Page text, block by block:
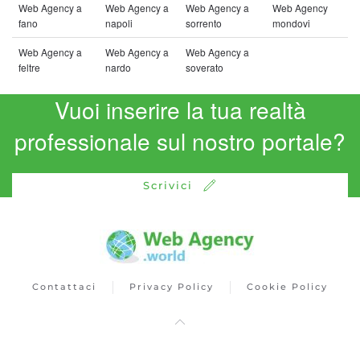
Web Agency a
fano
Web Agency a
napoli
Web Agency a
sorrento
Web Agency
mondovi
Web Agency a
feltre
Web Agency a
nardo
Web Agency a
soverato
Vuoi inserire la tua realtà
professionale sul nostro portale?
Scrivici
Contattaci Privacy Policy Cookie Policy